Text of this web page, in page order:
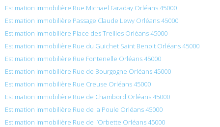
Estimation immobilière Rue Michael Faraday Orléans 45000
Estimation immobilière Passage Claude Lewy Orléans 45000
Estimation immobilière Place des Treilles Orléans 45000
Estimation immobilière Rue du Guichet Saint Benoit Orléans 45000
Estimation immobilière Rue Fontenelle Orléans 45000
Estimation immobilière Rue de Bourgogne Orléans 45000
Estimation immobilière Rue Creuse Orléans 45000
Estimation immobilière Rue de Chambord Orléans 45000
Estimation immobilière Rue de la Poule Orléans 45000
Estimation immobilière Rue de l’Orbette Orléans 45000